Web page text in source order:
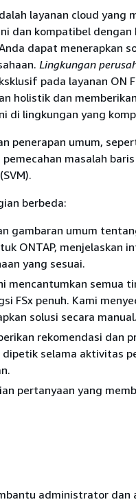
layanan cloud yang
dan kompatibel dengan
dapat menerapkan
Lingkungan
pada layanan ON
holistik dan
di lingkungan yang
penerapan umum,
masalah
berbeda:
gambaran umum
ONTAP, menjelaskan
yang sesuai.
mencantumkan semua
FSx penuh. Kami
solusi secara manual.
rekomendasi dan
selama aktivitas
pertanyaan yang
administrator dan